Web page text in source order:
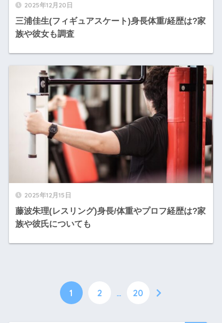
2025年12月20日
三浦佳生(フィギュアスケート)身長体重/経歴は?家
族や彼女も調査
2025年12月15日
藤波朱理(レスリング)身長/体重やプロフ経歴は?家
族や彼氏についても
1 2 … 20